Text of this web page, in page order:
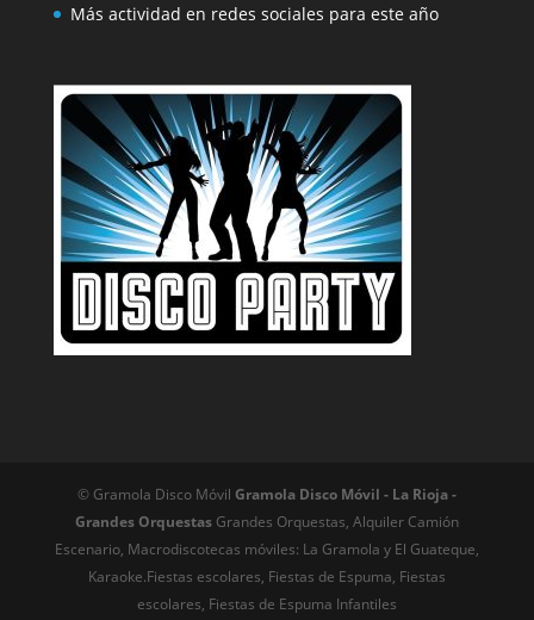
Más actividad en redes sociales para este año
© Gramola Disco Móvil Gramola Disco Móvil - La Rioja -
Grandes Orquestas Grandes Orquestas, Alquiler Camión
Escenario, Macrodiscotecas móviles: La Gramola y El Guateque,
Karaoke.Fiestas escolares, Fiestas de Espuma, Fiestas
escolares, Fiestas de Espuma Infantiles